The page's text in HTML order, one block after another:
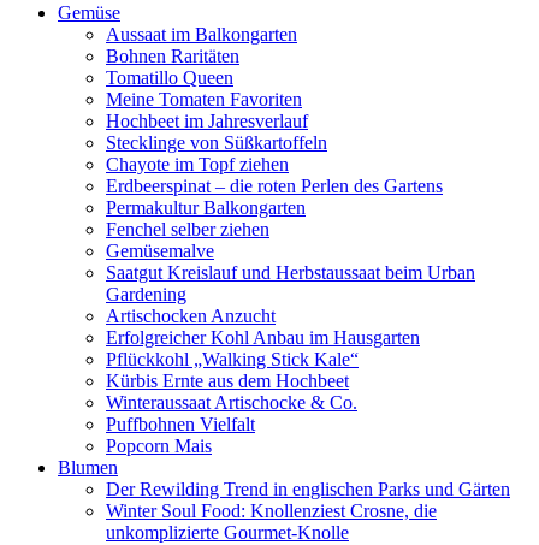
Gemüse
Aussaat im Balkongarten
Bohnen Raritäten
Tomatillo Queen
Meine Tomaten Favoriten
Hochbeet im Jahresverlauf
Stecklinge von Süßkartoffeln
Chayote im Topf ziehen
Erdbeerspinat – die roten Perlen des Gartens
Permakultur Balkongarten
Fenchel selber ziehen
Gemüsemalve
Saatgut Kreislauf und Herbstaussaat beim Urban
Gardening
Artischocken Anzucht
Erfolgreicher Kohl Anbau im Hausgarten
Pflückkohl „Walking Stick Kale“
Kürbis Ernte aus dem Hochbeet
Winteraussaat Artischocke & Co.
Puffbohnen Vielfalt
Popcorn Mais
Blumen
Der Rewilding Trend in englischen Parks und Gärten
Winter Soul Food: Knollenziest Crosne, die
unkomplizierte Gourmet-Knolle